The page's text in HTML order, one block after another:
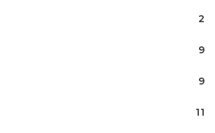
2
9
9
11